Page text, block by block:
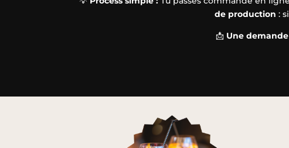
de production :
📩 Une